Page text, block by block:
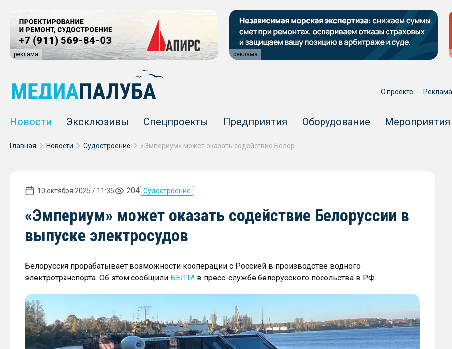
реклама реклама
О проекте Реклама
Новости Эксклюзивы Спецпроекты Предприятия Оборудование Мероприятия
Главная Новости Судостроение
10 октября 2025 / 11:35 204 Судостроение
«Эмпериум» может оказать содействие Белоруссии в
выпуске электросудов
Белоруссия прорабатывает возможности кооперации с Россией в производстве водного
электротранспорта. Об этом сообщили БЕЛТА в пресс-службе белорусского посольства в РФ.